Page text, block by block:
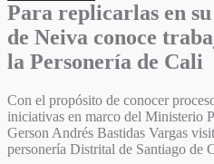
Para replicarlas en
de Neiva conoce
la Personería de Cali
Con el propósito de conocer
iniciativas en marco del Ministerio
Gerson Andrés Bastidas Vargas
personería Distrital de Santiago de